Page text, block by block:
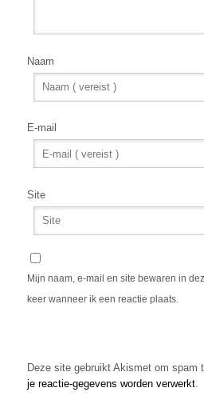
Naam
E-mail
Site
Mijn naam, e-mail en site bewaren in
keer wanneer ik een reactie plaats.
Deze site gebruikt Akismet om spam
je reactie-gegevens worden verwerkt.